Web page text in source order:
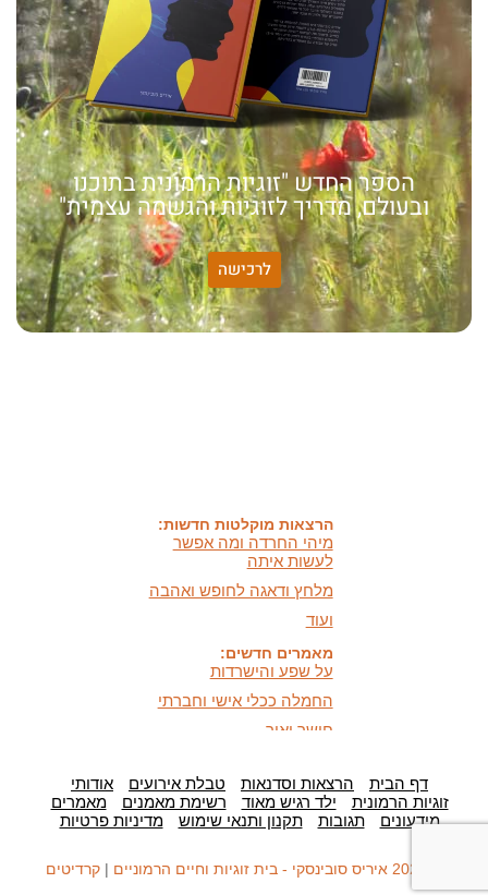
הספר החדש "זוגיות הרמונית בתוכנו
ובעולם, מדריך לזוגיות והגשמה עצמית"
לרכישה
מיהי החרדה ומה אפשר
לעשות איתה
מלחץ ודאגה לחופש ואהבה
ועוד
על שפע והישרדות
החמלה ככלי אישי וחברתי
חושך ואור,
היכרות וכלים מעשיים
לחץ ודאגה
המידעון החדש:
מידעון סתיו 2025 - המסע
בתקשורת:
דף הבית הרצאות וסדנאות טבלת אירועים
אודותי
זוגיות הרמונית
ילד רגיש מאוד רשימת מאמנים
מאמרים
מידעונים
תגובות תקנון ותנאי שימוש מדיניות פרטיות
| קרדיטים